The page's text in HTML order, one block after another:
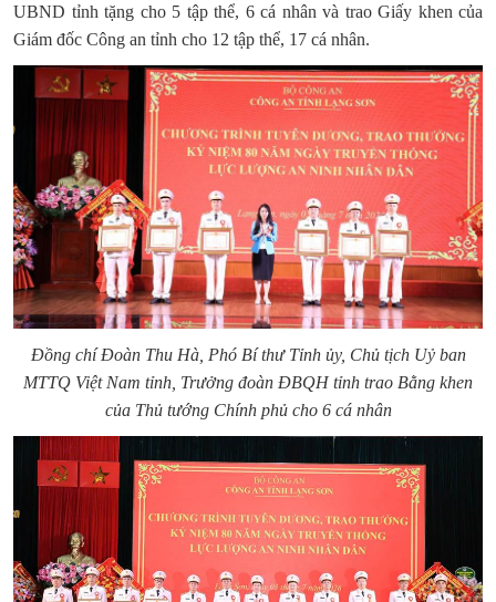
UBND tỉnh tặng cho 5 tập thể, 6 cá nhân và trao Giấy khen của
Giám đốc Công an tỉnh cho 12 tập thể, 17 cá nhân.
Đồng chíĐoàn Thu Hà, Phó Bí thư Tỉnh ủy, Chủ tịch Uỷ ban
MTTQ Việt Nam tỉnh, Trưởng đoàn ĐBQH tỉnh trao Bằng khen
của Thủ tướng Chính phủ cho 6 cá nhân